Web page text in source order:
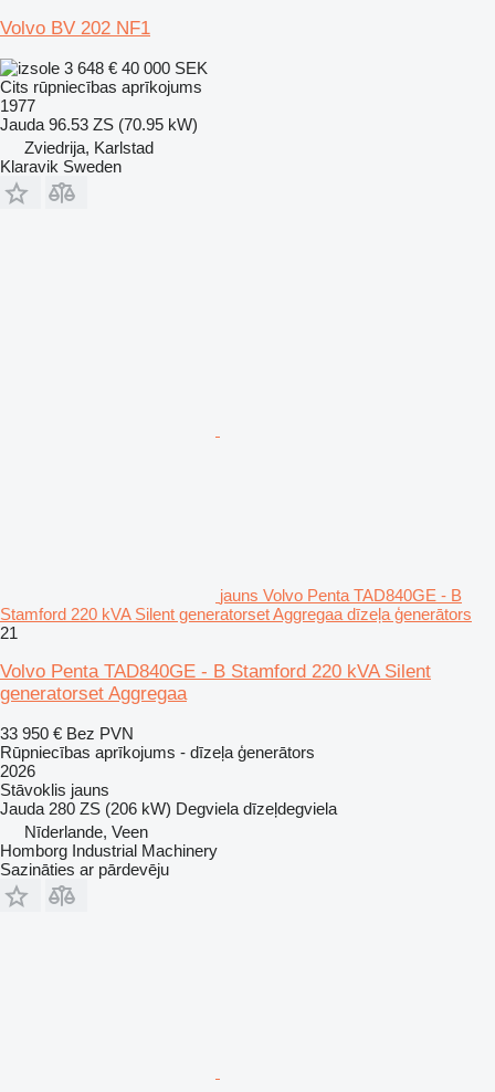
Volvo BV 202 NF1
3 648 € 40 000 SEK
Cits rūpniecības aprīkojums
1977
Jauda 96.53 ZS (70.95 kW)
Zviedrija, Karlstad
Klaravik Sweden
jauns Volvo Penta TAD840GE - B
Stamford 220 kVA Silent generatorset Aggregaa dīzeļa ģenerātors
21
Volvo Penta TAD840GE - B Stamford 220 kVA Silent
generatorset Aggregaa
33 950 € Bez PVN
Rūpniecības aprīkojums - dīzeļa ģenerātors
2026
Stāvoklis jauns
Jauda 280 ZS (206 kW) Degviela dīzeļdegviela
Nīderlande, Veen
Homborg Industrial Machinery
Sazināties ar pārdevēju